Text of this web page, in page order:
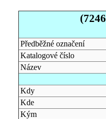
Předběžné označení
Katalogové číslo
Název
Kdy
Kde
Kým